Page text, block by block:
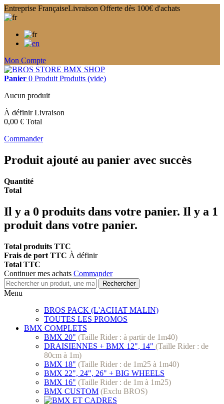
Entreprise FrançaiseLivraison Offerte dès 100€ d'achats
Mon Compte
Panier 0 Produit Produits (vide)
Aucun produit
À définirLivraison
0,00 € Total
Commander
Produit ajouté au panier avec succès
Quantité
Total
Il y a 0 produits dans votre panier. Il y a 1
produit dans votre panier.
Total produits TTC
Frais de port TTC À définir
Total TTC
Continuer mes achats Commander
Rechercher
Menu
BROS PACK (L'ACHAT MALIN)
TOUTES LES PROMOS
BMX COMPLETS
BMX 20" (Taille Rider : à partir de 1m40)
DRAISIENNES + BMX 12", 14" (Taille Rider : de
80cm à 1m)
BMX 18" (Taille Rider : de 1m25 à 1m40)
BMX 22", 24", 26" + BIG WHEELS
BMX 16" (Taille Rider : de 1m à 1m25)
BMX CUSTOM (Exclu BROS)